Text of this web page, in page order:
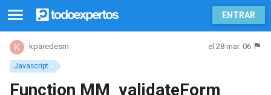
ENTRAR
Javascript
kparedesm el 28 mar. 06
Function MM_validateForm